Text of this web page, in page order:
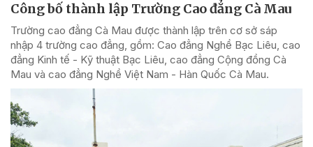
Công bố thành lập Trường Cao đẳng Cà Mau
Trường cao đẳng Cà Mau được thành lập trên cơ sở sáp
nhập 4 trường cao đẳng, gồm: Cao đẳng Nghề Bạc Liêu, cao
đẳng Kinh tế - Kỹ thuật Bạc Liêu, cao đẳng Cộng đồng Cà
Mau và cao đẳng Nghề Việt Nam - Hàn Quốc Cà Mau.